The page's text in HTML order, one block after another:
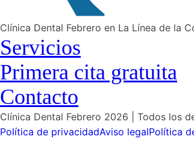
Clínica Dental Febrero en La Línea de la
Servicios
Primera cita gratuita
Contacto
Clínica Dental Febrero 2026 | Todos los
Política de privacidadAviso legalPolítica